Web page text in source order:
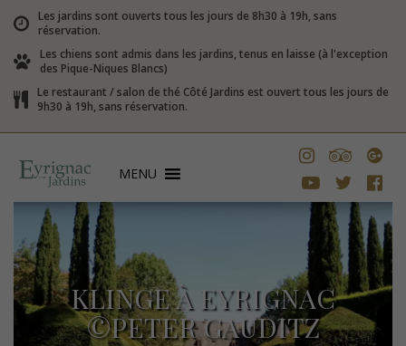
Les jardins sont ouverts tous les jours de 8h30 à 19h, sans
réservation.
Les chiens sont admis dans les jardins, tenus en laisse (à l'exception
des Pique-Niques Blancs)
Le restaurant / salon de thé Côté Jardins est ouvert tous les jours de
9h30 à 19h, sans réservation.
MENU
KLINGE À EYRIGNAC
©PETER GAUDITZ